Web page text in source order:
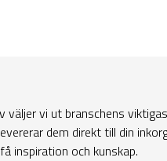
väljer vi ut branschens
dem direkt till din
inspiration och kunskap.